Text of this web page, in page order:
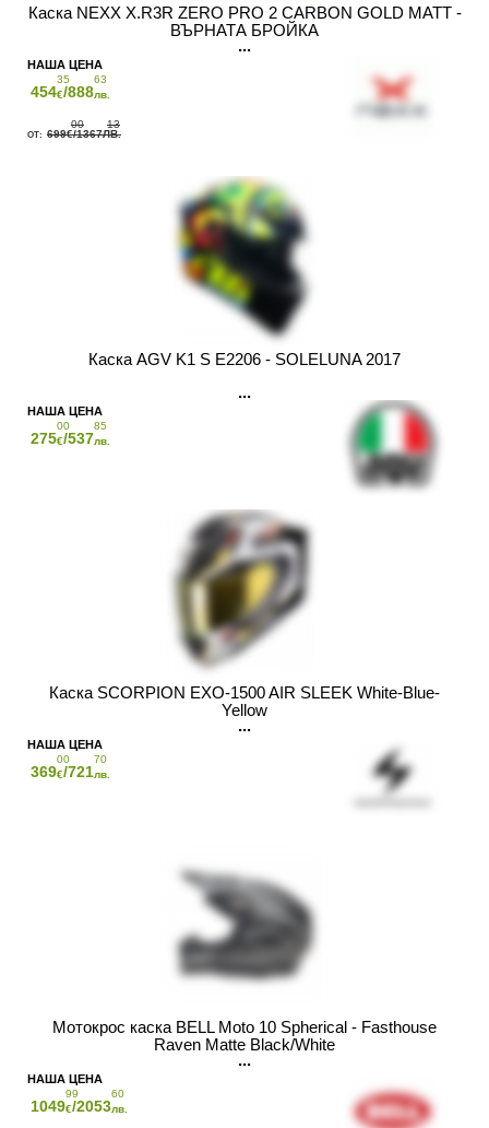
Каска NEXX X.R3R ZERO PRO 2 CARBON GOLD MATT -
ВЪРНАТА БРОЙКА
454
35
€/888
63
лв.
699
00
€/1367
13
ЛВ.
Каска AGV K1 S E2206 - SOLELUNA 2017
275
00
€/537
85
лв.
Каска SCORPION EXO-1500 AIR SLEEK White-Blue-
Yellow
369
00
€/721
70
лв.
Мотокрос каска BELL Moto 10 Spherical - Fasthouse
Raven Matte Black/White
1049
99
€/2053
60
лв.